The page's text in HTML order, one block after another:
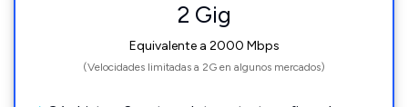
2 Gig
Equivalente a 2000 Mbps
(Velocidades limitadas a 2G en algunos mercados)